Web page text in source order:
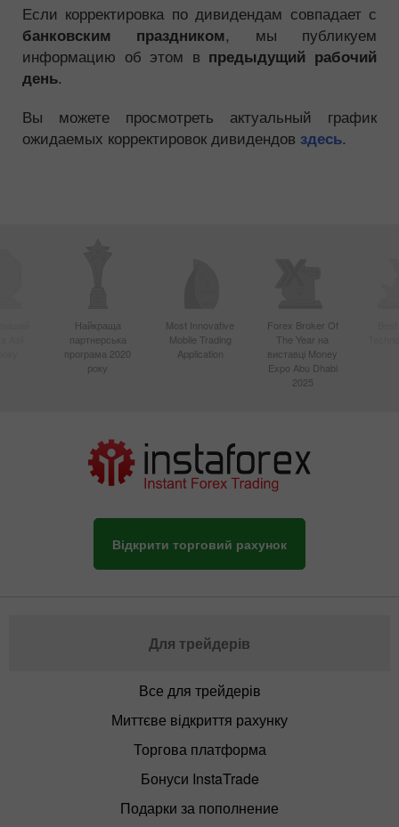
Если корректировка по дивидендам совпадает с
банковским праздником, мы публикуем
информацию об этом в предыдущий рабочий
день.
Вы можете просмотреть актуальный график
ожидаемых корректировок дивидендов здесь.
Найкраща
партнерська
програма 2020
року
Most Innovative
Mobile Trading
Application
Forex Broker Of
The Year на
виставці Money
Expo Abu Dhabi
2025
Відкрити торговий рахунок
Для трейдерів
Все для трейдерів
Миттєве відкриття рахунку
Торгова платформа
Бонуси InstaTrade
Подарки за пополнение